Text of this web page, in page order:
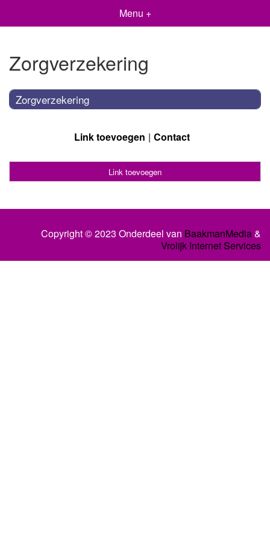
Menu +
Zorgverzekering
Zorgverzekering
Link toevoegen Contact
Link toevoegen
Copyright © 2023 Onderdeel van BaakmanMedia&
Vrolijk Internet Services